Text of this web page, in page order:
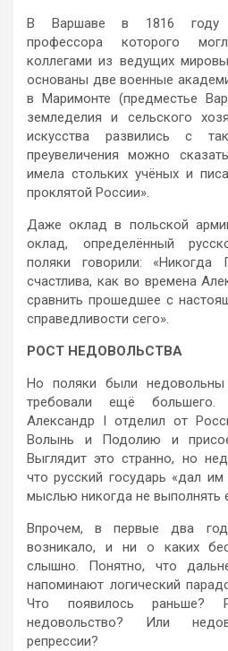
В Варшаве в 1816 году
профессора которого
коллегами из ведущих
основаны две военные
в Маримонте (предместье
земледелия и сельского
искусства развились с
преувеличения можно
имела стольких учёных и
проклятой России».
Даже оклад в польской
оклад, определённый
поляки говорили:
счастлива, как во времена
сравнить прошедшее с
справедливости сего».
РОСТ НЕДОВОЛЬСТВА
Но поляки были
требовали ещё
Александр I отделил от
Волынь и Подолию и
Выглядит это странно, но
что русский государь «дал
мыслью никогда не выполнять
Впрочем, в первые два
возникало, и ни о каких
слышно. Понятно, что
напоминают логический
Что появилось раньше?
недовольство? Или
репрессии?